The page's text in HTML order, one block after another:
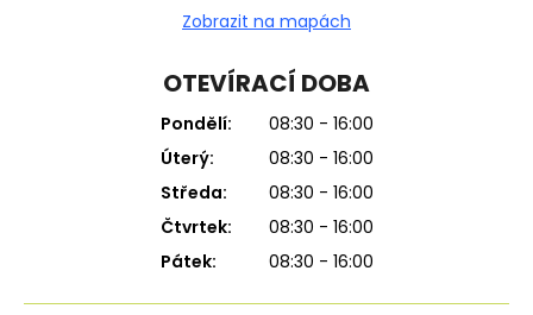
Zobrazit na mapách
OTEVÍRACÍ DOBA
Pondělí:
08:30 - 16:00
Úterý:
08:30 - 16:00
Středa:
08:30 - 16:00
Čtvrtek:
08:30 - 16:00
Pátek:
08:30 - 16:00